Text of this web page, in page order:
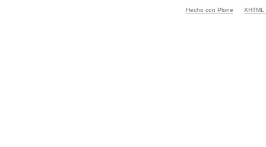
Hecho con Plone XHTML